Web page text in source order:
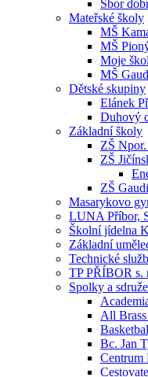
Sbor
Mateřské školy
MŠ
MŠ
Moje
MŠ
Dětské skupiny
Elánek
Duhový
Základní školy
ZŠ
ZŠ
ZŠ Gaudi
Masarykovo
LUNA Příbor,
Školní jídelna
Základní
Technické
TP PŘÍBOR s.
Spolky a
All
Bc. Jan
Centrum